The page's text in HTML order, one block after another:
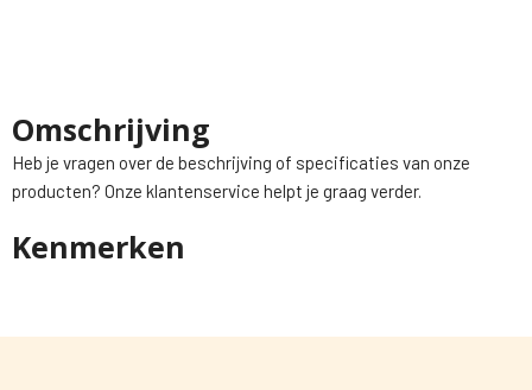
Omschrijving
Heb je vragen over de beschrijving of specificaties van onze
producten? Onze klantenservice helpt je graag verder.
Kenmerken